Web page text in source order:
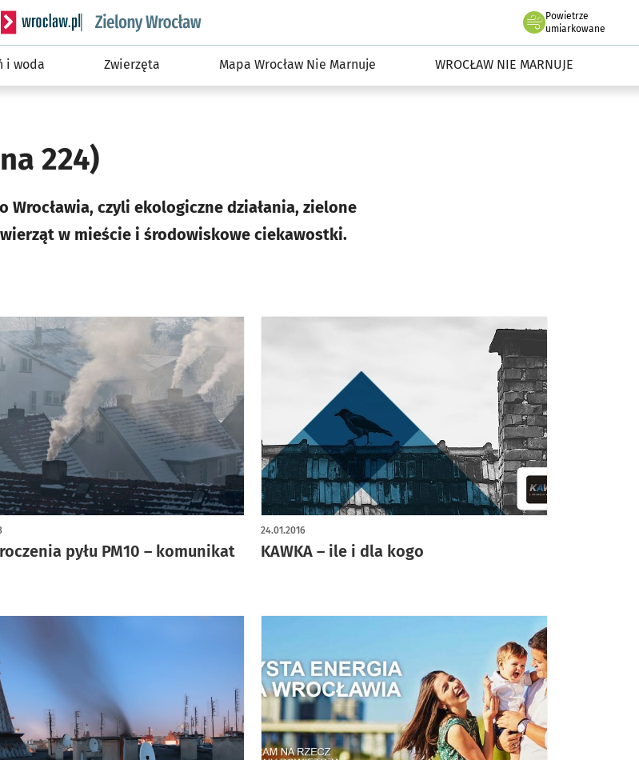
Serwis informacyjny wroclaw.pl podserwis: Środowisko we Wrocławiu
Powietrze
we Wrocławiu
umiarkowane
i woda Zwierzęta Mapa Wrocław Nie Marnuje WROCŁAW NIE MARNUJE
224)
czyli ekologiczne działania, zielone
w mieście i środowiskowe ciekawostki.
pyłu PM10 – komunikat
KAWKA – ile i dla kogo
24.01.2016